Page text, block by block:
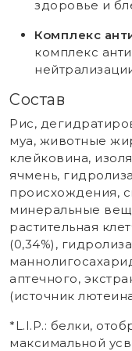
здоровье и
Комплекс
комплекс
Состав
Рис,
муа, животные
клейковина,
ячмень,
происхождения,
минеральные
растительная
(0,34%),
аптечного,
(источник
*L.I.P.: белки,
максимальной